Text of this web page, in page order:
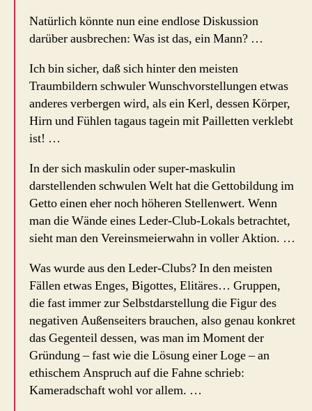
Natürlich könnte nun eine endlose Diskussion
darüber ausbrechen: Was ist das, ein Mann? …
Ich bin sicher, daß sich hinter den meisten
Traumbildern schwuler Wunschvorstellungen etwas
anderes verbergen wird, als ein Kerl, dessen Körper,
Hirn und Fühlen tagaus tagein mit Pailletten verklebt
ist! …
In der sich maskulin oder super-maskulin
darstellenden schwulen Welt hat die Gettobildung im
Getto einen eher noch höheren Stellenwert. Wenn
man die Wände eines Leder-Club-Lokals betrachtet,
sieht man den Vereinsmeierwahn in voller Aktion. …
Was wurde aus den Leder-Clubs? In den meisten
Fällen etwas Enges, Bigottes, Elitäres… Gruppen,
die fast immer zur Selbstdarstellung die Figur des
negativen Außenseiters brauchen, also genau konkret
das Gegenteil dessen, was man im Moment der
Gründung – fast wie die Lösung einer Loge – an
ethischem Anspruch auf die Fahne schrieb:
Kameradschaft wohl vor allem. …